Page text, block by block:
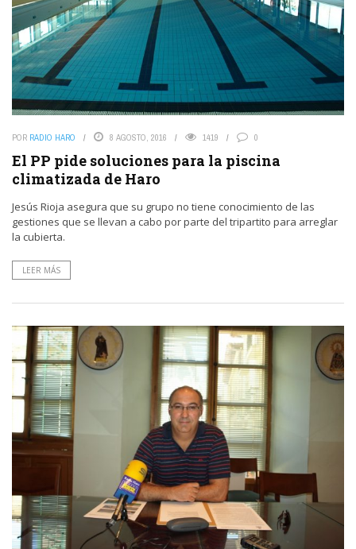
POR RADIO HARO 8 AGOSTO, 2016 1419 0
El PP pide soluciones para la piscina
climatizada de Haro
Jesús Rioja asegura que su grupo no tiene conocimiento de las
gestiones que se llevan a cabo por parte del tripartito para arreglar
la cubierta.
LEER MÁS